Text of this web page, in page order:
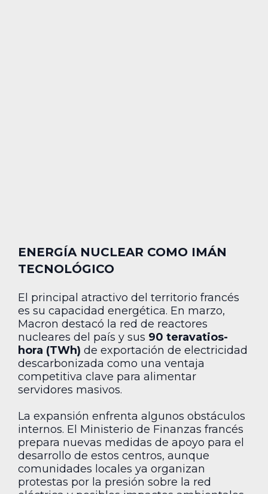
ENERGÍA NUCLEAR COMO IMÁN
TECNOLÓGICO
El principal atractivo del territorio francés
es su capacidad energética. En marzo,
Macron destacó la red de reactores
nucleares del país y sus 90 teravatios-
hora (TWh) de exportación de electricidad
descarbonizada como una ventaja
competitiva clave para alimentar
servidores masivos.
La expansión enfrenta algunos obstáculos
internos. El Ministerio de Finanzas francés
prepara nuevas medidas de apoyo para el
desarrollo de estos centros, aunque
comunidades locales ya organizan
protestas por la presión sobre la red